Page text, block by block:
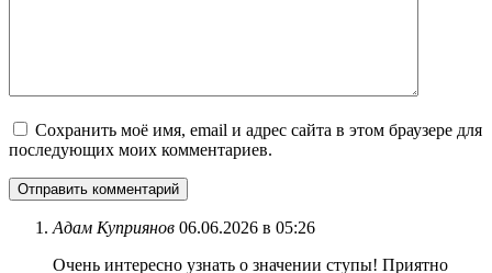
Сохранить моё имя, email и адрес сайта в этом браузере для
последующих моих комментариев.
Адам Куприянов 06.06.2026 в 05:26
Очень интересно узнать о значении ступы! Приятно